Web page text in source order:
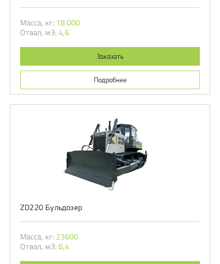
Масса, кг: 18 000
Отвал, м3:4,6
Заказать
Подробнее
ZD220 Бульдозер
Масса, кг: 23600
Отвал, м3:6,4